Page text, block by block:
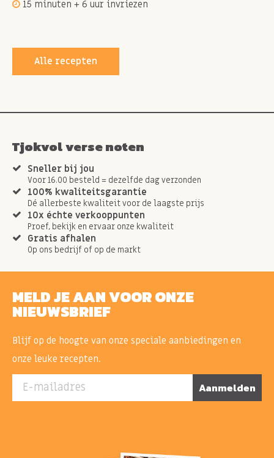
15 minuten + 6 uur invriezen
Alle recepten
Tjokvol verse noten
Sneller bij jou
Voor 16.00 besteld = dezelfde dag verzonden
100% kwaliteitsgarantie
Dé allerbeste kwaliteit voor de laagste prijs
10x échte verkooppunten
Proef, bekijk en ervaar onze kwaliteit
Gratis afhalen
Op ons bedrijf of op de markt
MELD JE AAN VOOR ONZE
NIEUWSBRIEF
Blijf op de hoogte van onze speciale aanbiedingen en
onze leuke recepten.
E-mailadres Aanmelden